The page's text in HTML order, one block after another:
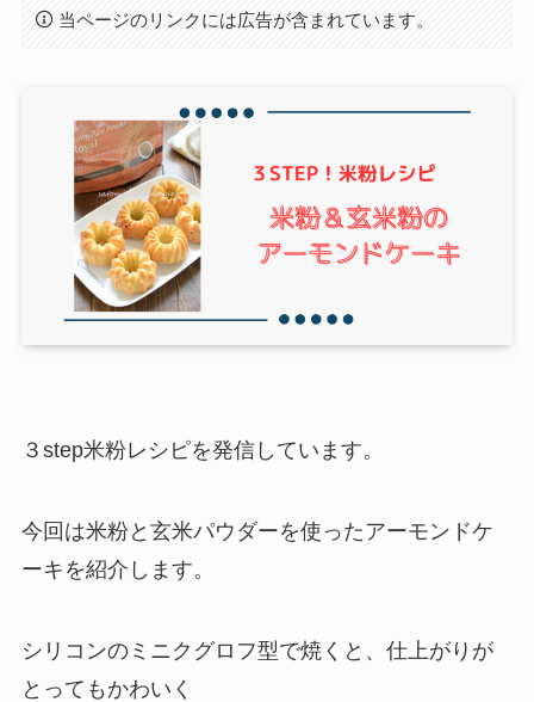
当ページのリンクには広告が含まれています。
３step米粉レシピを発信しています。
今回は米粉と玄米パウダーを使ったアーモンドケ
ーキを紹介します。
シリコンのミニクグロフ型で焼くと、仕上がりが
とってもかわいく